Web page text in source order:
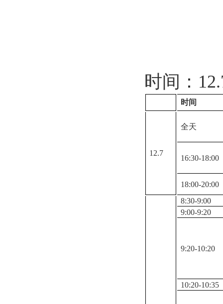
时间：
时间
12.7
全天
16:30-18:00
18:00-20:00
8:30-9:00
9:00-9:20
9:20-10:20
10:20-10:35